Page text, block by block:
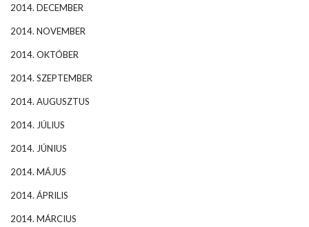
2014. DECEMBER
2014. NOVEMBER
2014. OKTÓBER
2014. SZEPTEMBER
2014. AUGUSZTUS
2014. JÚLIUS
2014. JÚNIUS
2014. MÁJUS
2014. ÁPRILIS
2014. MÁRCIUS